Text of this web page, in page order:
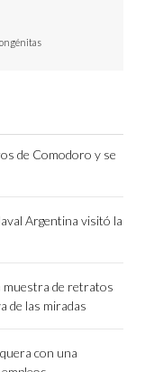
de Comodoro y se
Argentina visitó la
muestra de retratos
de las miradas
con una